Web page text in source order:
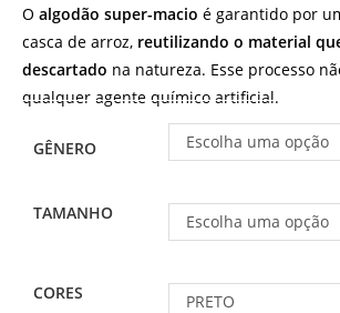
O algodão super-macio é garantido por
casca de arroz, reutilizando o material
descartado na natureza. Esse processo
qualquer agente químico artificial.
GÊNERO Escolha uma opção
TAMANHO Escolha uma opção
CORES PRETO